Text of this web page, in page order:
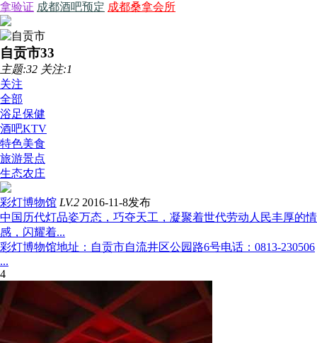
拿验证 成都酒吧预定 成都桑拿会所
自贡市33
主题:32 关注:1
关注
全部
浴足保健
酒吧KTV
特色美食
旅游景点
生态农庄
彩灯博物馆 LV.2 2016-11-8发布
中国历代灯品姿万态，巧夺天工，凝聚着世代劳动人民丰厚的情
感，闪耀着...
彩灯博物馆地址：自贡市自流井区公园路6号电话：0813-230506
...
4